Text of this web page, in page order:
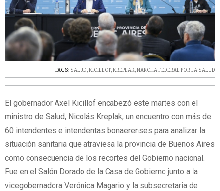
TAGS: SALUD,KICILLOF,KREPLAK,MARCHA FEDERAL POR LA SALUD
El gobernador Axel Kicillof encabezó este martes con el
ministro de Salud, Nicolás Kreplak, un encuentro con más de
60 intendentes e intendentas bonaerenses para analizar la
situación sanitaria que atraviesa la provincia de Buenos Aires
como consecuencia de los recortes del Gobierno nacional.
Fue en el Salón Dorado de la Casa de Gobierno junto a la
vicegobernadora Verónica Magario y la subsecretaria de